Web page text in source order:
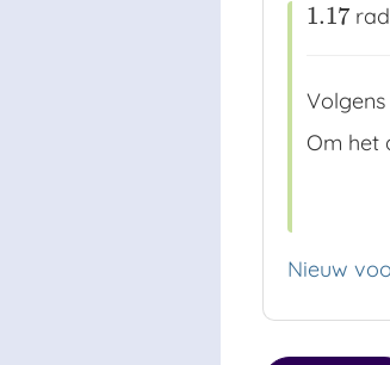
1.17
1.17
Om het
Nieuw